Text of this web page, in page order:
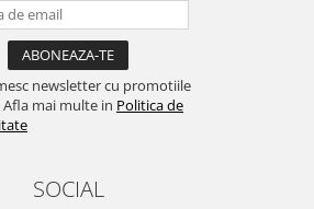
newsletter cu promotiile
mai multe in Politica de
SOCIAL